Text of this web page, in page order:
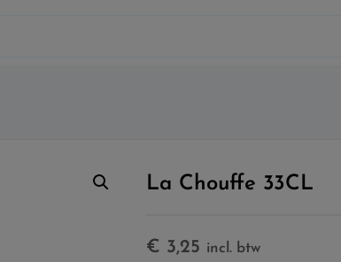
La Chouffe 33CL
€ 3,25 incl. btw